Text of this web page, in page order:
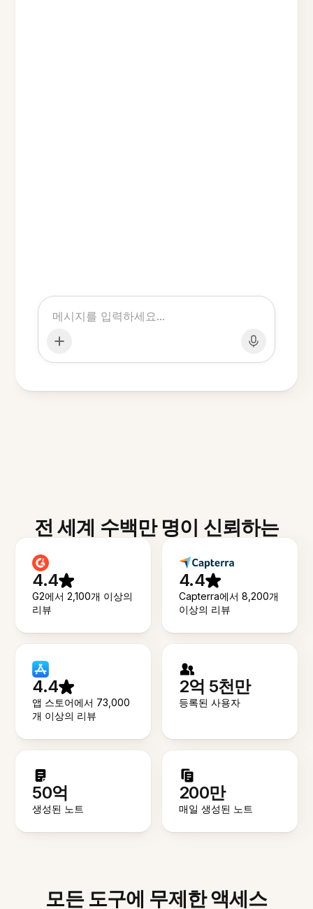
전 세계 수백만 명이 신뢰하는
4.4
G2에서 2,100개 이상의
리뷰
4.4
Capterra에서 8,200개
이상의 리뷰
4.4
앱 스토어에서 73,000
개 이상의 리뷰
2억 5천만
등록된 사용자
50억
생성된 노트
200만
매일 생성된 노트
모든 도구에 무제한 액세스